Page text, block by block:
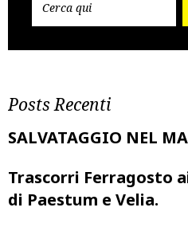
Posts Recenti
SALVATAGGIO NEL
Trascorri Ferragosto
di Paestum e Velia.